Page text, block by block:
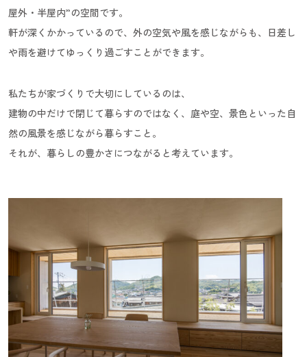
屋外・半屋内”の空間です。
軒が深くかかっているので、外の空気や風を感じながらも、日差し
や雨を避けてゆっくり過ごすことができます。
私たちが家づくりで大切にしているのは、
建物の中だけで閉じて暮らすのではなく、庭や空、景色といった自
然の風景を感じながら暮らすこと。
それが、暮らしの豊かさにつながると考えています。